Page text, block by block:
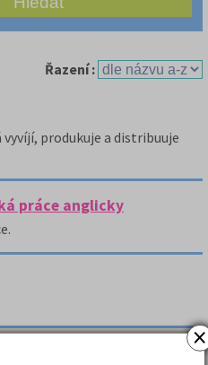
×
Řazení :
produkuje a distribuuje
práce anglicky